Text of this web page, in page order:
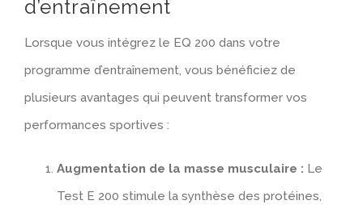
d’entraînement
Lorsque vous intégrez le EQ 200 dans votre
programme d’entraînement, vous bénéficiez de
plusieurs avantages qui peuvent transformer vos
performances sportives :
Augmentation de la masse musculaire : Le
Test E 200 stimule la synthèse des protéines,